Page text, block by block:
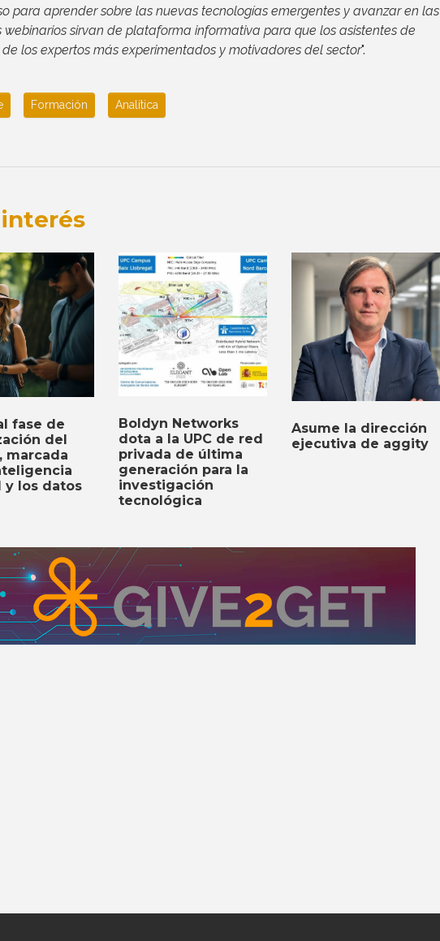
para aprender sobre las nuevas tecnologías emergentes y avanzar en las
webinarios sirvan de plataforma informativa para que los asistentes de
los expertos más experimentados y motivadores del sector".
Formación Analítica
fase de
del
marcada
y los datos
Boldyn Networks
dota a la UPC de red
privada de última
generación para la
investigación
tecnológica
Asume la dirección
ejecutiva de aggity